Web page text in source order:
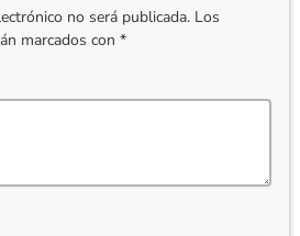
no será publicada. Los
marcados con *